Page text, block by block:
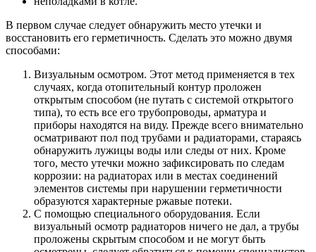
В первом случае следует обнаружить место утечки и
восстановить его герметичность. Сделать это можно двумя
способами:
Визуальным осмотром. Этот метод применяется в тех
случаях, когда отопительный контур проложен
открытым способом (не путать с системой открытого
типа), то есть все его трубопроводы, арматура и
приборы находятся на виду. Прежде всего внимательно
осматривают пол под трубами и радиаторами, стараясь
обнаружить лужицы воды или следы от них. Кроме
того, место утечки можно зафиксировать по следам
коррозии: на радиаторах или в местах соединений
элементов системы при нарушении герметичности
образуются характерные ржавые потеки.
С помощью специального оборудования. Если
визуальный осмотр радиаторов ничего не дал, а трубы
проложены скрытым способом и не могут быть